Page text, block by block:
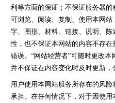
利等方面的保证；不保证服务器
可浏览、阅读、复制、使用本网
字、图形、材料、链接、说明、
性，也不保证本网站的内容不存
错误。“网站经营者”可随时更改
并不保证在内容变化时及时更新，
用户使用本网站服务所存在的风
承担。在任何情况下，对于因使